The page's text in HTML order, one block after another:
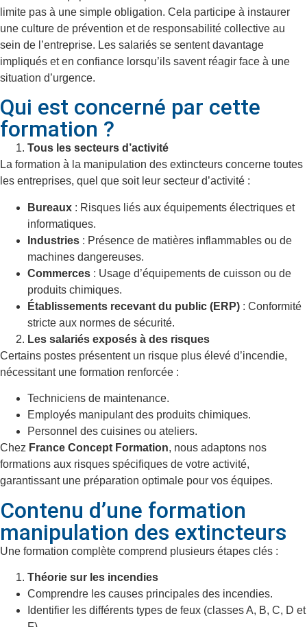
limite pas à une simple obligation. Cela participe à instaurer
une culture de prévention et de responsabilité collective au
sein de l’entreprise. Les salariés se sentent davantage
impliqués et en confiance lorsqu’ils savent réagir face à une
situation d’urgence.
Qui est concerné par cette
formation ?
Tous les secteurs d’activité
La formation à la manipulation des extincteurs concerne toutes
les entreprises, quel que soit leur secteur d’activité :
Bureaux : Risques liés aux équipements électriques et
informatiques.
Industries : Présence de matières inflammables ou de
machines dangereuses.
Commerces : Usage d’équipements de cuisson ou de
produits chimiques.
Établissements recevant du public (ERP) : Conformité
stricte aux normes de sécurité.
Les salariés exposés à des risques
Certains postes présentent un risque plus élevé d’incendie,
nécessitant une formation renforcée :
Techniciens de maintenance.
Employés manipulant des produits chimiques.
Personnel des cuisines ou ateliers.
Chez France Concept Formation, nous adaptons nos
formations aux risques spécifiques de votre activité,
garantissant une préparation optimale pour vos équipes.
Contenu d’une formation
manipulation des extincteurs
Une formation complète comprend plusieurs étapes clés :
Théorie sur les incendies
Comprendre les causes principales des incendies.
Identifier les différents types de feux (classes A, B, C, D et